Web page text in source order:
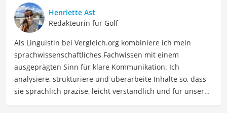
Henriette Ast
Redakteurin für Golf
Als Linguistin bei Vergleich.org kombiniere ich mein
sprachwissenschaftliches Fachwissen mit einem
ausgeprägten Sinn für klare Kommunikation. Ich
analysiere, strukturiere und überarbeite Inhalte so, dass
sie sprachlich präzise, leicht verständlich und für unsere